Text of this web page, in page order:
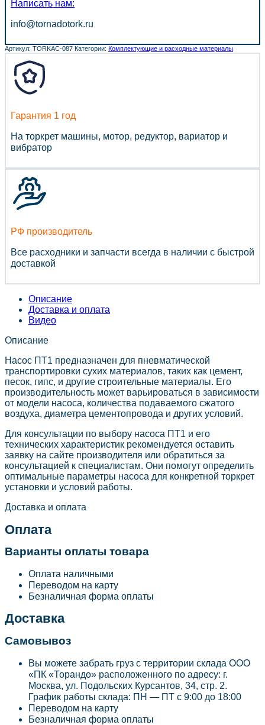
Написать нам:
info@tornadotork.ru
Артикул: TORKAC-087 Категории: Комплектующие и расходные материалы
Гарантия 1 год
На торкрет машины, мотор, редуктор, вариатор и
вибратор
РФ производитель
Все расходники и запчасти всегда в наличии с быстрой
доставкой
Описание
Доставка и оплата
Видео
Описание
Насос ПТ1 предназначен для пневматической
транспортировки сухих материалов, таких как цемент,
песок, гипс, и другие строительные материалы. Его
производительность может варьироваться в зависимости
от модели насоса, количества подаваемого сжатого
воздуха, диаметра цементопровода и других условий.
Для консультации по выбору насоса ПТ1 и его
технических характеристик рекомендуется оставить
заявку на сайте производителя или обратиться за
консультацией к специалистам. Они помогут определить
оптимальные параметры насоса для конкретной торкрет
установки и условий работы.
Доставка и оплата
Оплата
Варианты оплаты товара
Оплата наличными
Переводом на карту
Безналичная форма оплаты
Доставка
Самовывоз
Вы можете забрать груз с территории склада ООО
«ПК «Торандо» расположенного по адресу: г.
Москва, ул. Подольских Курсантов, 34, стр. 2.
График работы склада: ПН — ПТ с 9:00 до 18:00
Переводом на карту
Безналичная форма оплаты